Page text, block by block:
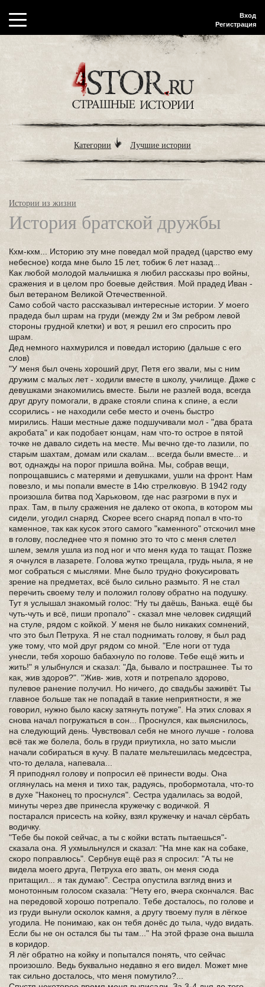
Вход
Регистрация
Категории Лучшие истории
Истории из жизни
История братской дружбы
Кхм-кхм... Историю эту мне поведал мой прадед (царство ему
небесное) когда мне было 15 лет, тобиж 6 лет назад...
Как любой молодой мальчишка я любил рассказы про войны,
сражения и в целом про боевые действия. Мой прадед Иван -
был ветераном Великой Отечественной.
Само собой часто рассказывал интересные истории. У моего
прадеда был шрам на груди (между 2м и 3м ребром левой
стороны грудной клетки) и вот, я решил его спросить про
шрам.
Дед немного нахмурился и поведал историю (дальше с его
слов)
"У меня был очень хороший друг, Петя его звали, мы с ним
дружим с малых лет - ходили вместе в школу, училище. Даже с
девушками знакомились вместе. Были не разлей вода, всегда
друг другу помогали, в драке стояли спина к спине, а если
ссорились - не находили себе место и очень быстро
мирились. Наши местные даже подшучивали мол - "два брата
акробата" и как подобает юнцам, нам что-то острое в пятой
точке не давало сидеть на месте. Мы вечно где-то лазили, по
старым шахтам, домам или скалам... всегда были вместе... и
вот, однажды на порог пришла война. Мы, собрав вещи,
попрощавшись с матерями и девушками, ушли на фронт. Нам
повезло, и мы попали вместе в 14ю стрелковую. В 1942 году
произошла битва под Харьковом, где нас разгроми в пух и
прах. Там, в пылу сражения не далеко от окопа, в котором мы
сидели, угодил снаряд. Скорее всего снаряд попал в что-то
каменное, так как кусок этого самого "каменного" отскочил мне
в голову, последнее что я помню это то что с меня слетел
шлем, земля ушла из под ног и что меня куда то тащат. Позже
я очнулся в лазарете. Голова жутко трещала, грудь ныла, я не
мог собраться с мыслями. Мне было трудно фокусировать
зрение на предметах, всё было сильно размыто. Я не стал
перечить своему телу и положил голову обратно на подушку.
Тут я услышал знакомый голос: "Ну ты даёшь, Ванька. ещё бы
чуть-чуть и всё, пиши пропало" - сказал мне человек сидящий
на стуле, рядом с койкой. У меня не было никаких сомнений,
что это был Петруха. Я не стал поднимать голову, я был рад
уже тому, что мой друг рядом со мной. "Еле ноги от туда
унесли, тебя хорошо бабахнуло по голове. Тебе ещё жить и
жить!" я улыбнулся и сказал: "Да, бывало и пострашнее. Ты то
как, жив здоров?". "Жив- жив, хотя и потрепало здорово,
пулевое ранение получил. Но ничего, до свадьбы заживёт. Ты
главное больше так не попадай в такие неприятности, я же
говорил, нужно было каску затянуть потуже". На этих словах я
снова начал погружаться в сон... Проснулся, как выяснилось,
на следующий день. Чувствовал себя не много лучше - голова
всё так же болела, боль в груди приутихла, но зато мысли
начали собираться в кучу. В палате мельтешилась медсестра,
что-то делала, напевала...
Я приподнял голову и попросил её принести воды. Она
оглянулась на меня и тихо так, радуясь, пробормотала, что-то
в духе "Наконец то проснулся". Сестра удалилась за водой,
минуты через две принесла кружечку с водичкой. Я
постарался присесть на койку, взял кружечку и начал сёрбать
водичку.
"Тебе бы покой сейчас, а ты с койки встать пытаешься"-
сказала она. Я ухмыльнулся и сказал: "На мне как на собаке,
скоро поправлюсь". Сербнув ещё раз я спросил: "А ты не
видела моего друга, Петруха его звать, он меня сюда
притащил... я так думаю". Сестра опустила взгляд вниз и
монотонным голосом сказала: "Нету его, вчера скончался. Вас
на передовой хорошо потрепало. Тебе досталось, по голове и
из груди вынули осколок камня, а другу твоему пуля в лёгкое
угодила. Не понимаю, как он тебя донёс до тыла, чудо видать.
Если бы не он остался бы ты там..." На этой фразе она вышла
в коридор.
Я лёг обратно на койку и попытался понять, что сейчас
произошло. Ведь буквально недавно я его видел. Может мне
так сильно досталось, что меня помутило?...